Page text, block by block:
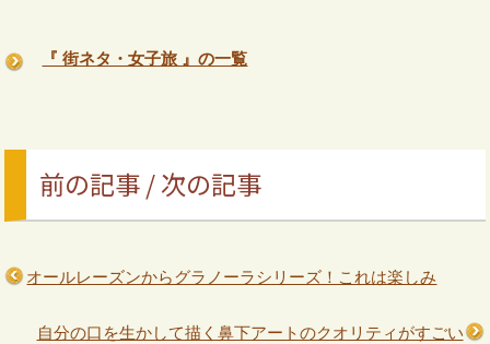
『 街ネタ・女子旅 』の一覧
前の記事 / 次の記事
オールレーズンからグラノーラシリーズ！これは楽しみ
自分の口を生かして描く鼻下アートのクオリティがすごい